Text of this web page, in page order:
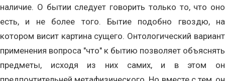
наличие. О бытии следует говорить только то, что оно
есть, и не более того. Бытие подобно гвоздю, на
котором висит картина сущего. Онтологический вариант
применения вопроса "что" к бытию позволяет объяснять
предметы, исходя из них самих, и в этом он